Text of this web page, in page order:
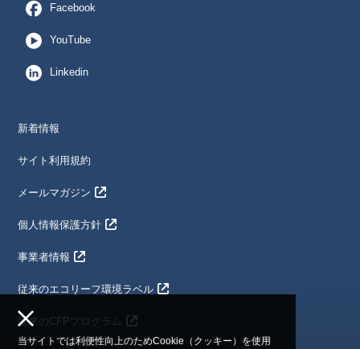
Facebook
YouTube
Linkedin
新着情報
サイト利用規約
メールマガジン
個人情報保護方針
事業者情報
従来のエコリーフ環境ラベル
従来のCFPプログラム
当サイトでは利便性向上のためCookie（クッキー）を使用